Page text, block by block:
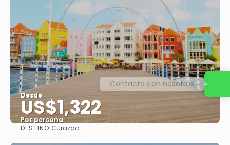
Desde
US$1,322
Por persona
DESTINO:Curazao
Contacta con nosotros